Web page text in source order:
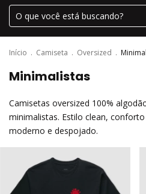
Início . Camiseta . Oversized .
Minimalistas
Camisetas oversized 100%
minimalistas. Estilo clean,
moderno e despojado.